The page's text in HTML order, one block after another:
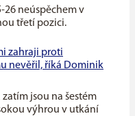
26 neúspěchem v
třetí pozici.
zahraji proti
nevěřil, říká Dominik
jsou na šestém
výhrou v utkání